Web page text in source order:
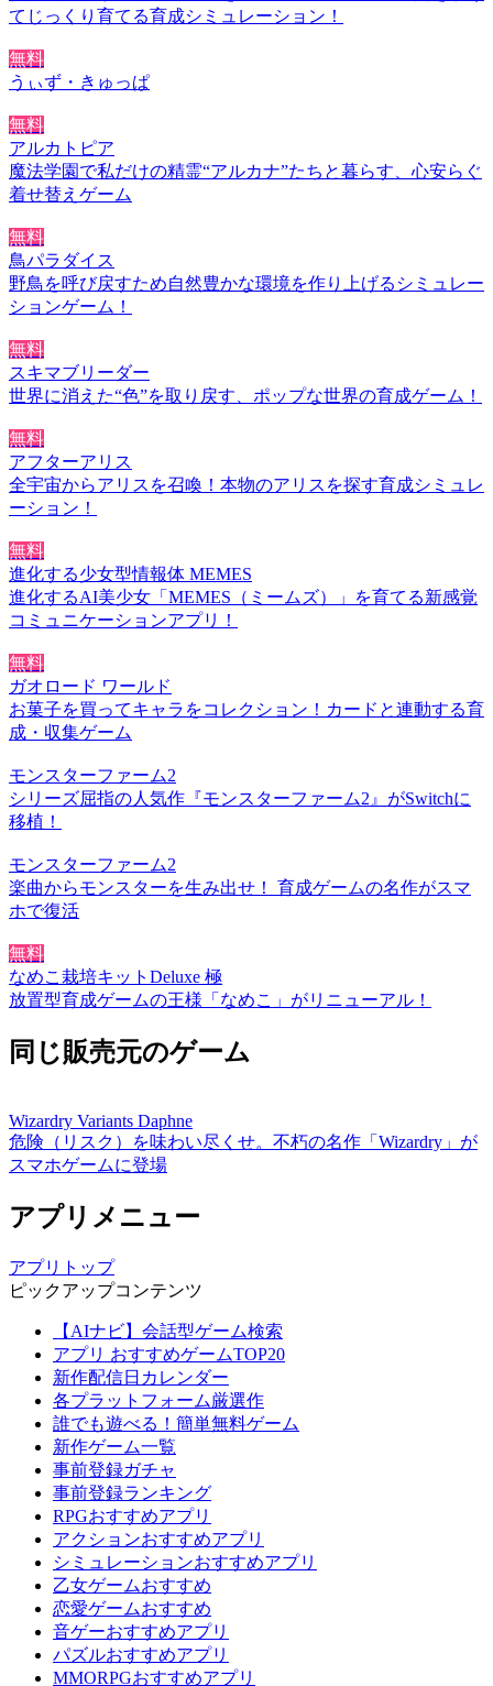
てじっくり育てる育成シミュレーション！
無料
うぃず・きゅっぱ
無料
アルカトピア
魔法学園で私だけの精霊“アルカナ”たちと暮らす、心安らぐ
着せ替えゲーム
無料
鳥パラダイス
野鳥を呼び戻すため自然豊かな環境を作り上げるシミュレー
ションゲーム！
無料
スキマブリーダー
世界に消えた“色”を取り戻す、ポップな世界の育成ゲーム！
無料
アフターアリス
全宇宙からアリスを召喚！本物のアリスを探す育成シミュレ
ーション！
無料
進化する少女型情報体 MEMES
進化するAI美少女「MEMES（ミームズ）」を育てる新感覚
コミュニケーションアプリ！
無料
ガオロード ワールド
お菓子を買ってキャラをコレクション！カードと連動する育
成・収集ゲーム
モンスターファーム2
シリーズ屈指の人気作『モンスターファーム2』がSwitchに
移植！
モンスターファーム2
楽曲からモンスターを生み出せ！ 育成ゲームの名作がスマ
ホで復活
無料
なめこ栽培キットDeluxe 極
放置型育成ゲームの王様「なめこ」がリニューアル！
同じ販売元のゲーム
Wizardry Variants Daphne
危険（リスク）を味わい尽くせ。不朽の名作「Wizardry」が
スマホゲームに登場
アプリメニュー
アプリトップ
ピックアップコンテンツ
【AIナビ】会話型ゲーム検索
アプリ おすすめゲームTOP20
新作配信日カレンダー
各プラットフォーム厳選作
誰でも遊べる！簡単無料ゲーム
新作ゲーム一覧
事前登録ガチャ
事前登録ランキング
RPGおすすめアプリ
アクションおすすめアプリ
シミュレーションおすすめアプリ
乙女ゲームおすすめ
恋愛ゲームおすすめ
音ゲーおすすめアプリ
パズルおすすめアプリ
MMORPGおすすめアプリ